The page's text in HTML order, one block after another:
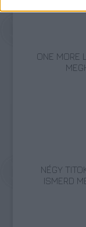
ONE MORE
NÉGY
ISMERD